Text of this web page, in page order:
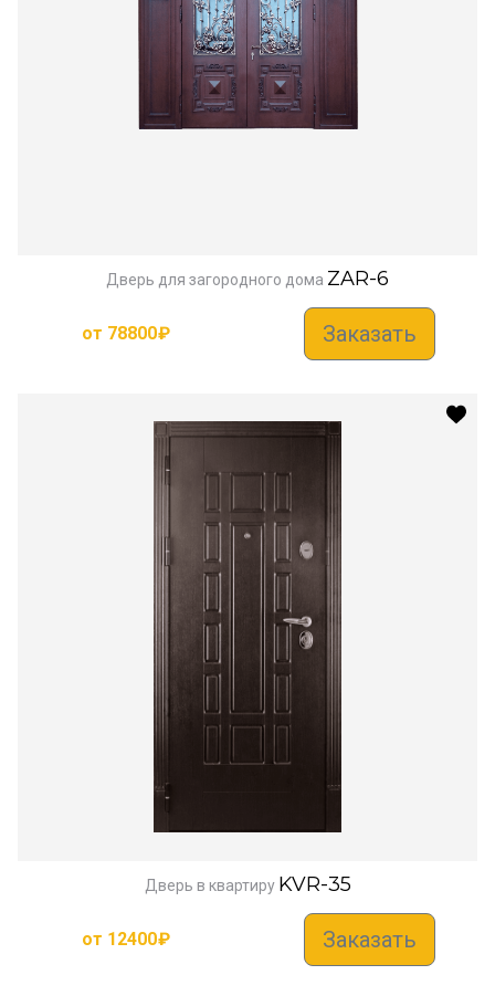
Дверь для загородного дома ZAR-6
от 78800₽ Заказать
Дверь в квартиру KVR-35
от 12400₽ Заказать